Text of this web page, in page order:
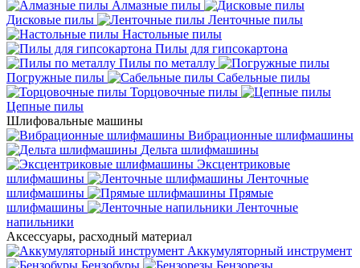
Алмазные пилы
Дисковые пилы
Ленточные пилы
Настольные пилы
Пилы для гипсокартона
Пилы по металлу
Погружные пилы
Сабельные пилы
Торцовочные пилы
Цепные пилы
Шлифовальные машины
Вибрационные шлифмашины
Дельта шлифмашины
Эксцентриковые
шлифмашины
Ленточные
шлифмашины
Прямые
шлифмашины
Ленточные
напильники
Аксессуары, расходный материал
Аккумуляторный инструмент
Бензобуры
Бензорезы